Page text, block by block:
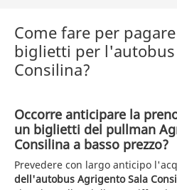
Come fare per
biglietti per l'autobus
Consilina?
Occorre anticipare la
un biglietti del pullman
Consilina a basso prezzo?
Prevedere con largo anticipo
dell'autobus Agrigento Sala